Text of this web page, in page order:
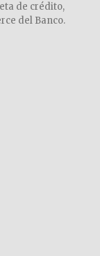
de crédito,
del Banco.